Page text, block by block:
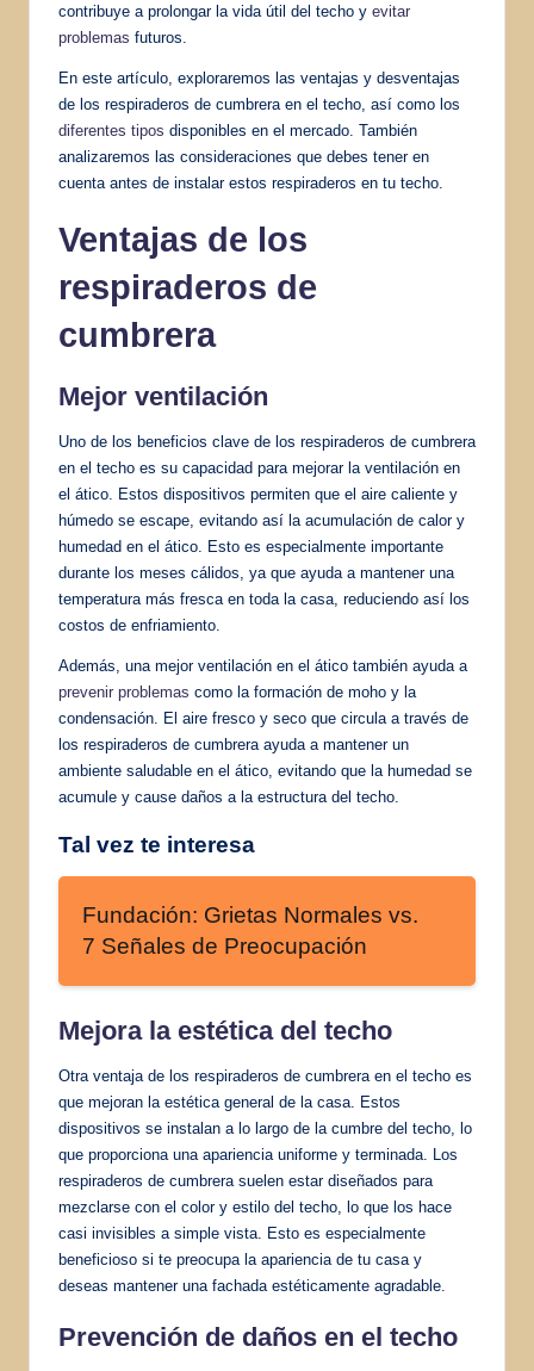
contribuye a prolongar la vida útil del techo y evitar
problemas futuros.
En este artículo, exploraremos las ventajas y desventajas
de los respiraderos de cumbrera en el techo, así como los
diferentes tipos disponibles en el mercado. También
analizaremos las consideraciones que debes tener en
cuenta antes de instalar estos respiraderos en tu techo.
Ventajas de los
respiraderos de
cumbrera
Mejor ventilación
Uno de los beneficios clave de los respiraderos de cumbrera
en el techo es su capacidad para mejorar la ventilación en
el ático. Estos dispositivos permiten que el aire caliente y
húmedo se escape, evitando así la acumulación de calor y
humedad en el ático. Esto es especialmente importante
durante los meses cálidos, ya que ayuda a mantener una
temperatura más fresca en toda la casa, reduciendo así los
costos de enfriamiento.
Además, una mejor ventilación en el ático también ayuda a
prevenir problemas como la formación de moho y la
condensación. El aire fresco y seco que circula a través de
los respiraderos de cumbrera ayuda a mantener un
ambiente saludable en el ático, evitando que la humedad se
acumule y cause daños a la estructura del techo.
Tal vez te interesa
Fundación: Grietas Normales vs.
7 Señales de Preocupación
Mejora la estética del techo
Otra ventaja de los respiraderos de cumbrera en el techo es
que mejoran la estética general de la casa. Estos
dispositivos se instalan a lo largo de la cumbre del techo, lo
que proporciona una apariencia uniforme y terminada. Los
respiraderos de cumbrera suelen estar diseñados para
mezclarse con el color y estilo del techo, lo que los hace
casi invisibles a simple vista. Esto es especialmente
beneficioso si te preocupa la apariencia de tu casa y
deseas mantener una fachada estéticamente agradable.
Prevención de daños en el techo